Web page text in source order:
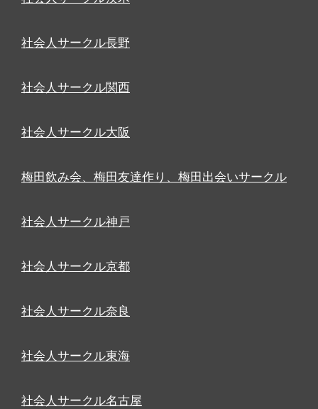
社会人サークル長野
社会人サークル関西
社会人サークル大阪
梅田飲み会、梅田友達作り、梅田出会いサークル
社会人サークル神戸
社会人サークル京都
社会人サークル奈良
社会人サークル東海
社会人サークル名古屋